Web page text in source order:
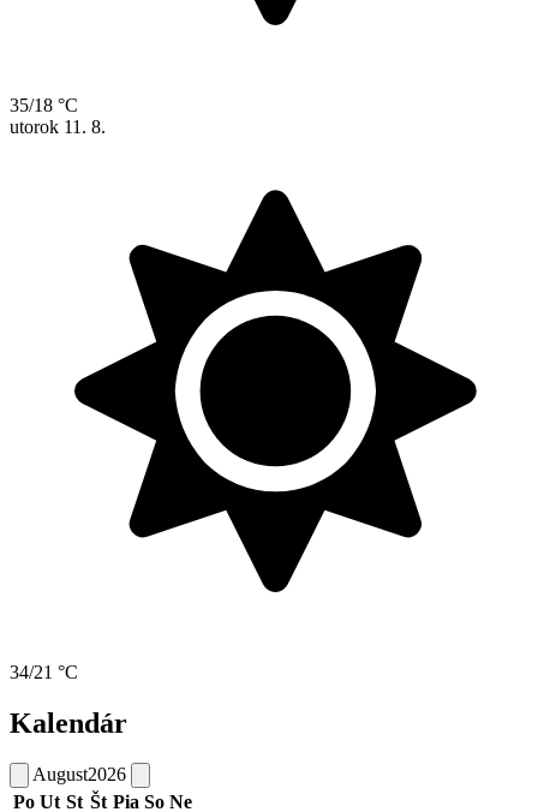
35/18 °C
utorok 11. 8.
34/21 °C
Kalendár
August2026
Po Ut St Št Pia So Ne